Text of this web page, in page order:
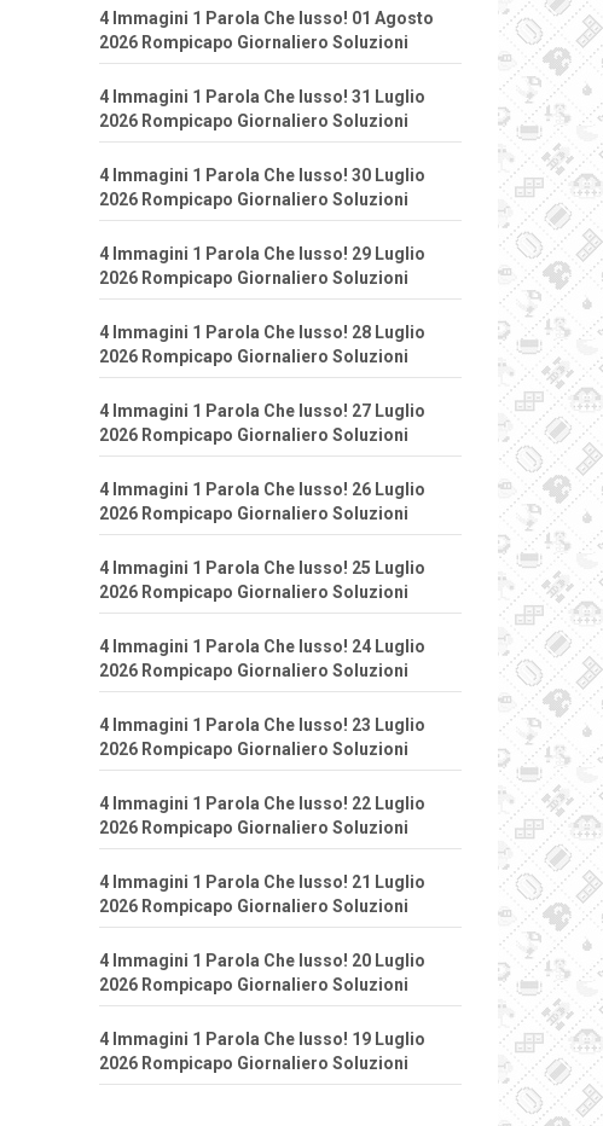
4 Immagini 1 Parola Che lusso! 01 Agosto
2026 Rompicapo Giornaliero Soluzioni
4 Immagini 1 Parola Che lusso! 31 Luglio
2026 Rompicapo Giornaliero Soluzioni
4 Immagini 1 Parola Che lusso! 30 Luglio
2026 Rompicapo Giornaliero Soluzioni
4 Immagini 1 Parola Che lusso! 29 Luglio
2026 Rompicapo Giornaliero Soluzioni
4 Immagini 1 Parola Che lusso! 28 Luglio
2026 Rompicapo Giornaliero Soluzioni
4 Immagini 1 Parola Che lusso! 27 Luglio
2026 Rompicapo Giornaliero Soluzioni
4 Immagini 1 Parola Che lusso! 26 Luglio
2026 Rompicapo Giornaliero Soluzioni
4 Immagini 1 Parola Che lusso! 25 Luglio
2026 Rompicapo Giornaliero Soluzioni
4 Immagini 1 Parola Che lusso! 24 Luglio
2026 Rompicapo Giornaliero Soluzioni
4 Immagini 1 Parola Che lusso! 23 Luglio
2026 Rompicapo Giornaliero Soluzioni
4 Immagini 1 Parola Che lusso! 22 Luglio
2026 Rompicapo Giornaliero Soluzioni
4 Immagini 1 Parola Che lusso! 21 Luglio
2026 Rompicapo Giornaliero Soluzioni
4 Immagini 1 Parola Che lusso! 20 Luglio
2026 Rompicapo Giornaliero Soluzioni
4 Immagini 1 Parola Che lusso! 19 Luglio
2026 Rompicapo Giornaliero Soluzioni